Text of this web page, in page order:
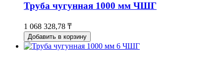
Труба чугунная 1000 мм ЧШГ
1 068 328,78 ₸
Добавить в корзину